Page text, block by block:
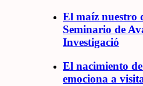
El maíz nuestro
Seminario de
Investigació
El nacimiento
emociona a